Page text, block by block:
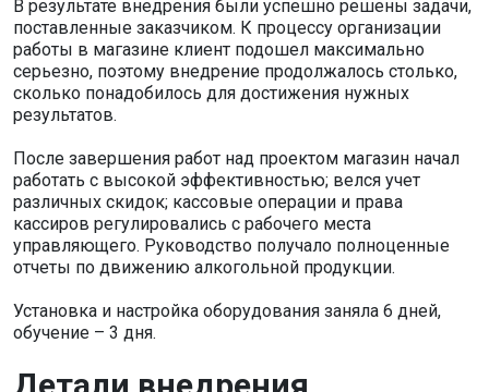
В результате внедрения были успешно решены задачи,
поставленные заказчиком. К процессу организации
работы в магазине клиент подошел максимально
серьезно, поэтому внедрение продолжалось столько,
сколько понадобилось для достижения нужных
результатов.
После завершения работ над проектом магазин начал
работать с высокой эффективностью; велся учет
различных скидок; кассовые операции и права
кассиров регулировались с рабочего места
управляющего. Руководство получало полноценные
отчеты по движению алкогольной продукции.
Установка и настройка оборудования заняла 6 дней,
обучение – 3 дня.